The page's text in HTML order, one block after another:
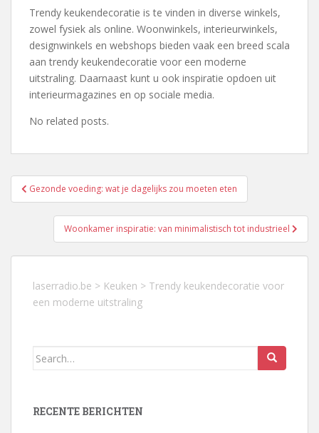
Trendy keukendecoratie is te vinden in diverse winkels,
zowel fysiek als online. Woonwinkels, interieurwinkels,
designwinkels en webshops bieden vaak een breed scala
aan trendy keukendecoratie voor een moderne
uitstraling. Daarnaast kunt u ook inspiratie opdoen uit
interieurmagazines en op sociale media.
No related posts.
Berichtnavigatie
Gezonde voeding: wat je dagelijks zou moeten eten
Woonkamer inspiratie: van minimalistisch tot industrieel
laserradio.be > Keuken > Trendy keukendecoratie voor
een moderne uitstraling
Search
RECENTE BERICHTEN